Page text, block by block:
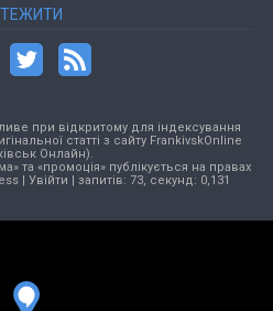
при відкритому для індексування
статті з сайту FrankivskOnline
Онлайн).
та «промоція» публікується на правах
| Увійти | запитів: 73, секунд: 0,131